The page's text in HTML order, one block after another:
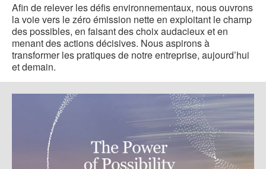
Afin de relever les défis environnementaux, nous ouvrons
la voie vers le zéro émission nette en exploitant le champ
des possibles, en faisant des choix audacieux et en
menant des actions décisives. Nous aspirons à
transformer les pratiques de notre entreprise, aujourd’hui
et demain.